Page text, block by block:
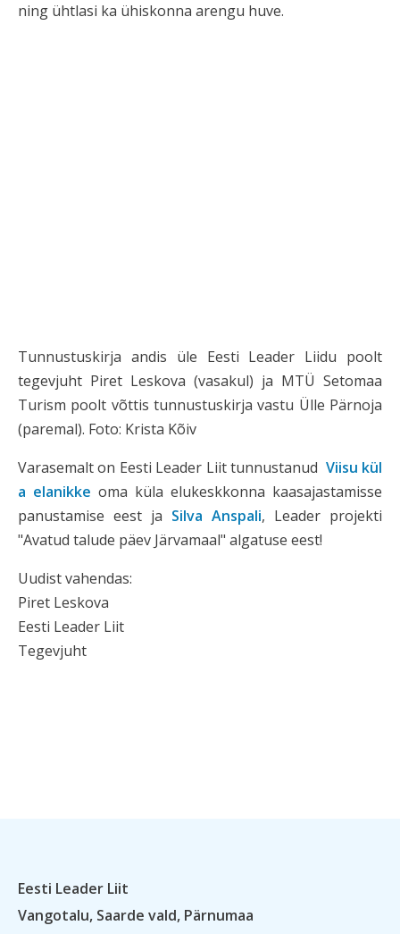
ning ühtlasi ka ühiskonna arengu huve.
Tunnustuskirja andis üle Eesti Leader Liidu poolt
tegevjuht Piret Leskova (vasakul) ja MTÜ Setomaa
Turism poolt võttis tunnustuskirja vastu Ülle Pärnoja
(paremal). Foto: Krista Kõiv
Varasemalt on Eesti Leader Liit tunnustanud Viisu kül
a elanikke oma küla elukeskkonna kaasajastamisse
panustamise eest ja Silva Anspali, Leader projekti
"Avatud talude päev Järvamaal" algatuse eest!
Uudist vahendas:
Piret Leskova
Eesti Leader Liit
Tegevjuht
Eesti Leader Liit
Vangotalu, Saarde vald, Pärnumaa